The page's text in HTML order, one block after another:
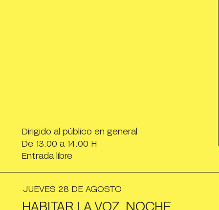
Dirigido al público en general
De 13:00 a 14:00 H
Entrada libre
JUEVES 28 DE AGOSTO
HABITAR LA VOZ. NOCHE